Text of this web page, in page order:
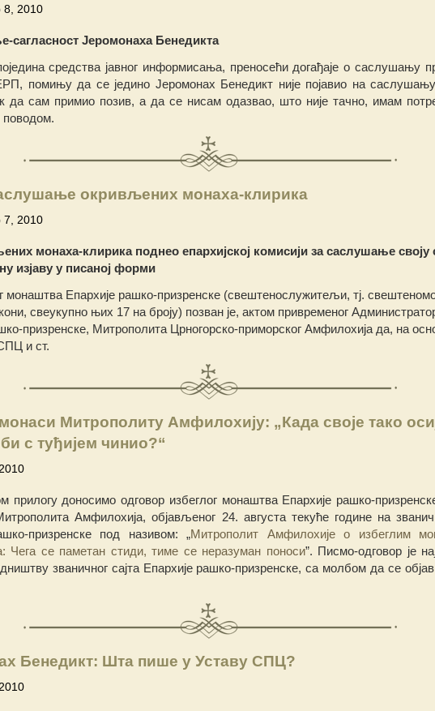
8, 2010
сагласност Јеромонаха Бенедикта
средства јавног информисања, преносећи догађаје о саслушању
помињу да се једино Јеромонах Бенедикт није појавио на
да сам примио позив, а дa се нисам одазвао, што није тачно, имам
поводом.
окривљених монаха-клирика
7, 2010
монаха-клирика поднео епархијској комисији за саслушање своју
изјаву у писаној форми
монаштва Епархије рашко-призренске (свештенослужитељи, тј.
свеукупно њих 17 на броју) позван је, актом привременог
призренске, Митрополита Црногорско-приморског Амфилохија да, на
и ст.
Митрополиту Амфилохију: „Када своје тако
с туђијем чинио?“
прилогу доносимо одговор избеглог монаштва Епархије рашко-
Амфилохија, објављеног 24. августа текуће године на
призренске под називом: „Митрополит Амфилохије о избеглим
Чега се паметан стиди, тиме се неразуман поноси”. Писмо-одговор је
званичног сајта Епархије рашко-призренске, са молбом да се
Бенедикт: Шта пише у Уставу СПЦ?